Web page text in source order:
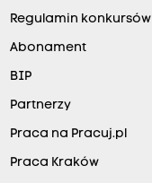
Regulamin konkursów
Abonament
BIP
Partnerzy
Praca na Pracuj.pl
Praca Kraków